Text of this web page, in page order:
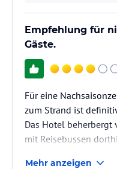
Empfehlung für
Gäste.
Für eine
zum Strand ist
Das Hotel beherbergt
mit Reisebussen
Mehr anzeigen